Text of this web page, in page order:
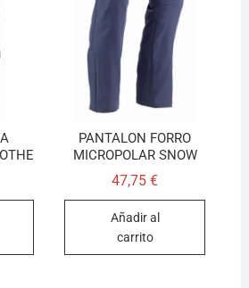
PANTALON FORRO
MICROPOLAR SNOW
47,75€
Añadir al
carrito